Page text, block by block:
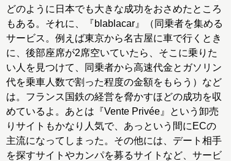
どのように日本でも大きな成功をおさめたところ
もある。それに、『blablacar』（同乗者を集める
サービス。例えば東京から名古屋に車で行くとき
に、後部座席が2席空いていたら、そこに乗りた
い人を見つけて、同乗者から高速代金とガソリン
代を乗車人数で割った程度の金額をもらう）など
は。フランス国鉄の経営を脅かすほどの成功を収
めているよ。あとは『Vente Privée』という卸売
りサイトもかなり人気で、あっという間にECの
主流になってしまった。その他には、デート相手
を探すサイトやカンパを募るサイトなど、サービ